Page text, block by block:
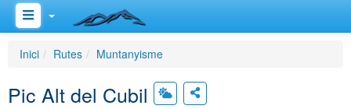
Inici Rutes Muntanyisme
Pic Alt del Cubil